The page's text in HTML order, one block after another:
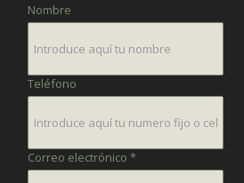
Nombre
Teléfono
Correo electrónico *